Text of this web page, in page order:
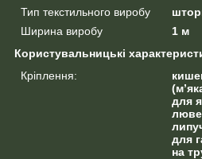
Тип текстильного виробу
Ширина виробу
1 м
Користувальницькі
Кріплення:
для
для
на